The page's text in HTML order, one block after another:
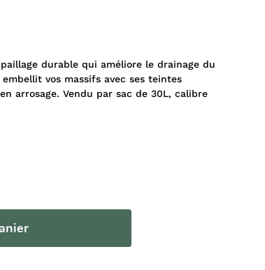
durable qui améliore le drainage du
vos massifs avec ses teintes
arrosage. Vendu par sac de 30L, calibre